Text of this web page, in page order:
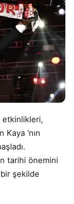
etkinlikleri,
’nın
tarihi önemini
şekilde